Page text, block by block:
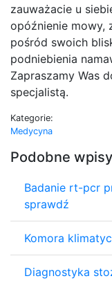
zauważacie u
opóźnienie mowy,
pośród swoich
podniebienia
Zapraszamy Was
specjalistą.
Kategorie:
Medycyna
Podobne wpisy
Badanie rt-pcr
sprawdź
Komora
Diagnostyka